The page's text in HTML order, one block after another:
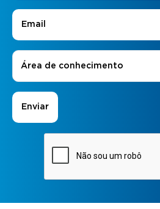
E-mail
Áreas de Interesse
Área de conhecimento